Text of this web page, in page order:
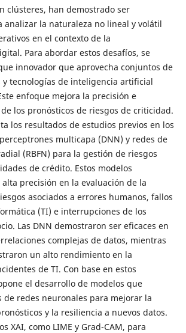
clústeres, han demostrado ser
analizar la naturaleza no lineal y volátil
en el contexto de la
Para abordar estos desafíos, se
innovador que aprovecha conjuntos de
y tecnologías de inteligencia artificial
enfoque mejora la precisión e
los pronósticos de riesgos de criticidad.
los resultados de estudios previos en los
multicapa (DNN) y redes de
(RBFN) para la gestión de riesgos
de crédito. Estos modelos
precisión en la evaluación de la
asociados a errores humanos, fallos
(TI) e interrupciones de los
Las DNN demostraron ser eficaces en
complejas de datos, mientras
un alto rendimiento en la
de TI. Con base en estos
el desarrollo de modelos que
de redes neuronales para mejorar la
y la resiliencia a nuevos datos.
XAI, como LIME y Grad-CAM, para